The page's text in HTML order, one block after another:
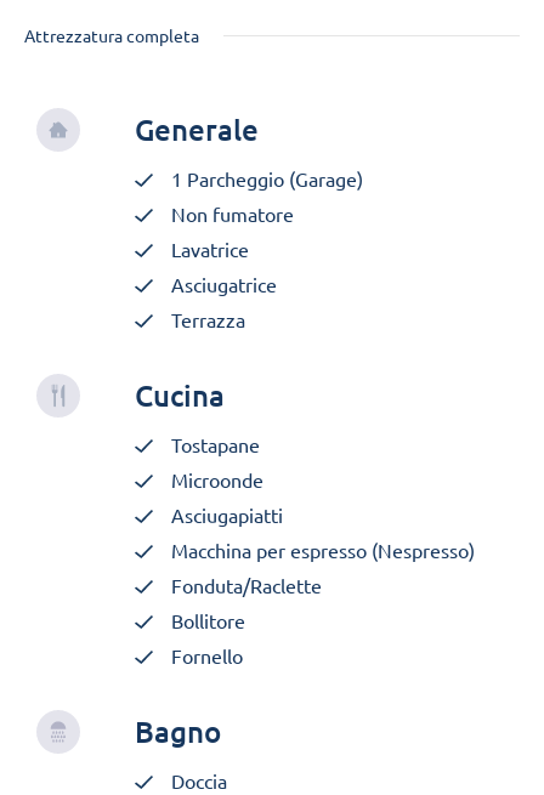
Attrezzatura completa
Generale
1 Parcheggio (Garage)
Non fumatore
Lavatrice
Asciugatrice
Terrazza
Cucina
Tostapane
Microonde
Asciugapiatti
Macchina per espresso (Nespresso)
Fonduta/Raclette
Bollitore
Fornello
Bagno
Doccia